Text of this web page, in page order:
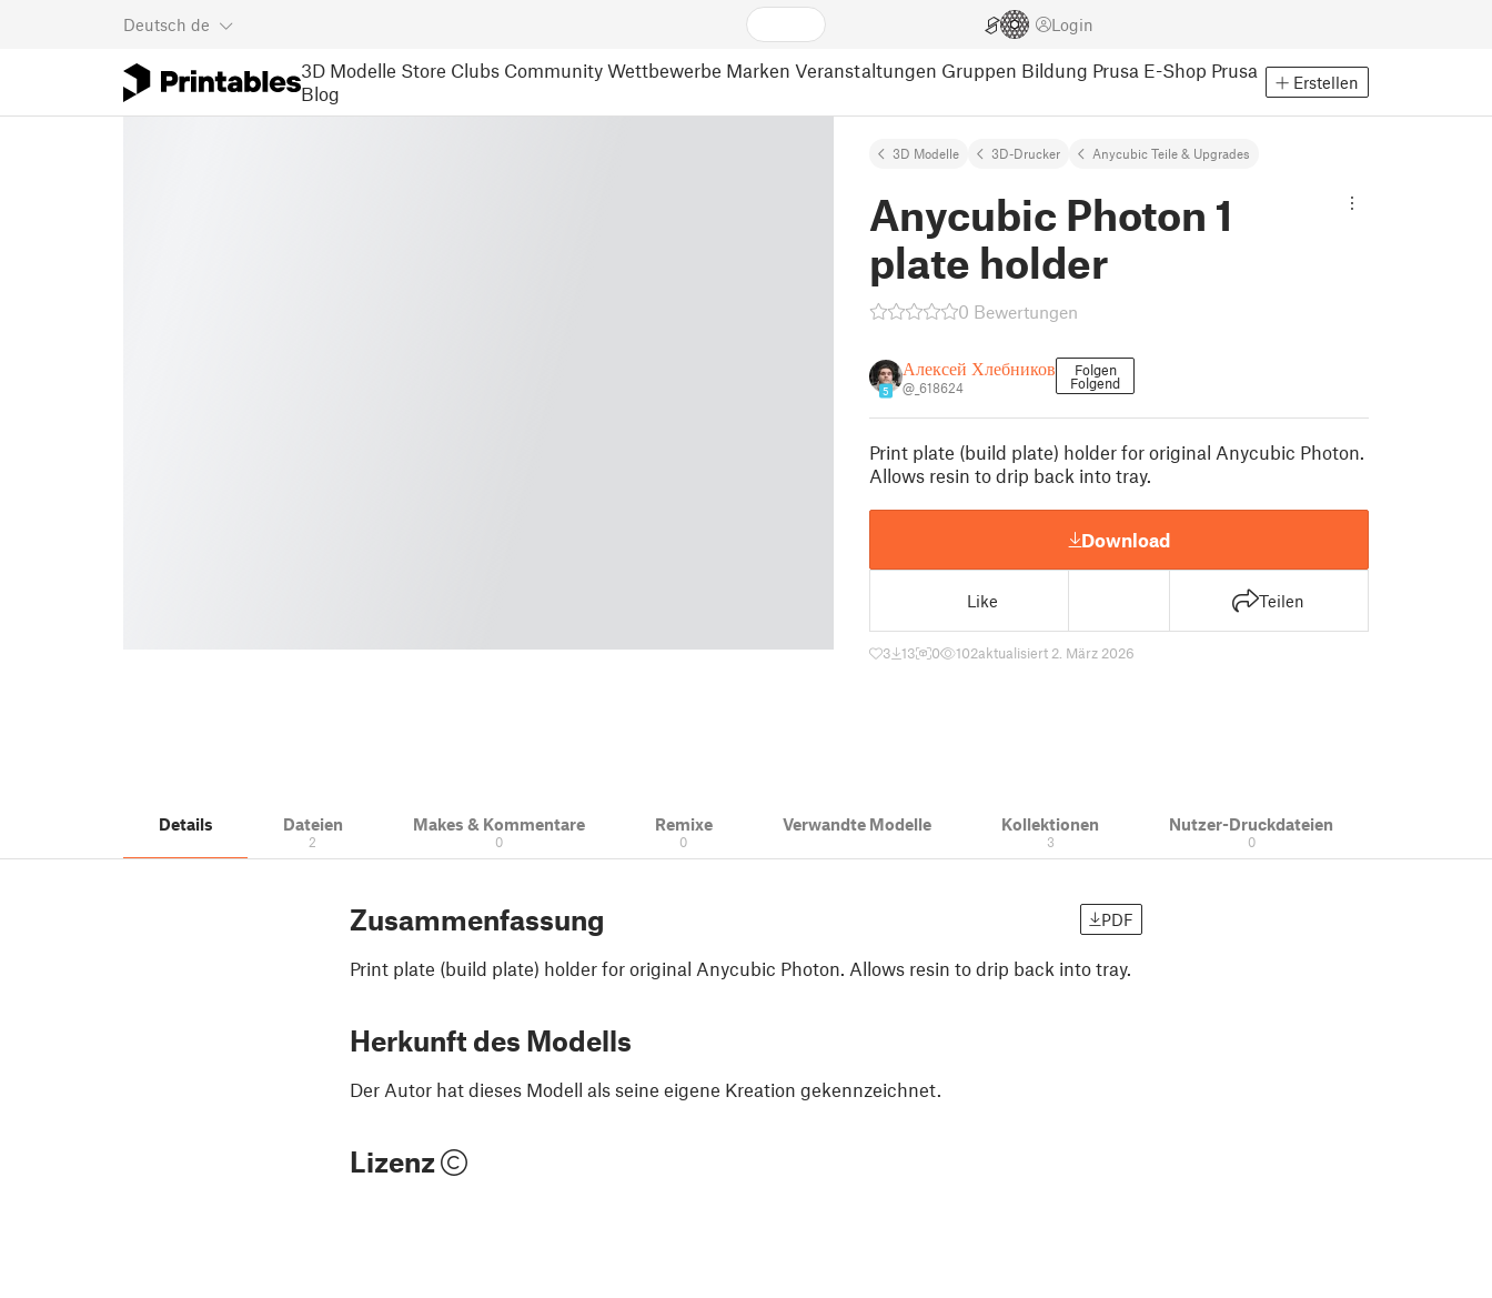
Deutsch de Login
3D Modelle Store Clubs Community Wettbewerbe Marken Veranstaltungen Gruppen Bildung Prusa E-Shop Prusa
Blog
Erstellen
3D Modelle 3D-Drucker Anycubic Teile & Upgrades
Anycubic Photon 1
plate holder
0 Bewertungen
5
Алексей Хлебников
@_618624
Folgen
Folgend
Print plate (build plate) holder for original Anycubic Photon.
Allows resin to drip back into tray.
Download
Like Teilen
3 13 0 102aktualisiert 2. März 2026
Details Dateien
2
Makes & Kommentare
0
Remixe
0
Verwandte Modelle Kollektionen
3
Nutzer-Druckdateien
0
Zusammenfassung PDF
Print plate (build plate) holder for original Anycubic Photon. Allows resin to drip back into tray.
Herkunft des Modells
Der Autor hat dieses Modell als seine eigene Kreation gekennzeichnet.
Lizenz